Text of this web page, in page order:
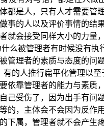
都是人，只有人才需要
事的人以及评价事情的
就会接受同样大小的力
么被管理者有时候没有
管理者的素质与态度的
的人推行扁平化管理以
依靠管理者的能力与素
己受伤了，因为出手有
的，主体会不会因为反
下属，管理者就不会产